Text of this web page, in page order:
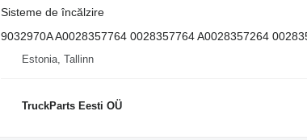
Sisteme de încălzire
9032970A A0028357764 0028357764 A0028357264
Estonia, Tallinn
TruckParts Eesti OÜ